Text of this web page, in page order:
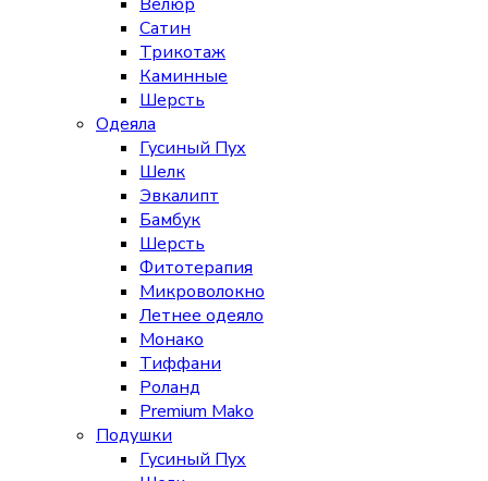
Сатин
Трикотаж
Каминные
Шерсть
Одеяла
Гусиный Пух
Шелк
Эвкалипт
Бамбук
Шерсть
Фитотерапия
Микроволокно
Летнее одеяло
Монако
Тиффани
Роланд
Premium Mako
Подушки
Гусиный Пух